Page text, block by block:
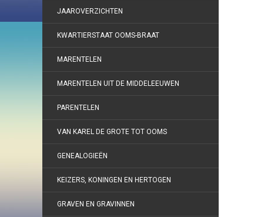
JAAROVERZICHTEN
KWARTIERSTAAT OOMS-BRAAT
MARENTELEN
MARENTELEN UIT DE MIDDELEEUWEN
PARENTELEN
VAN KAREL DE GROTE TOT OOMS
GENEALOGIEËN
KEIZERS, KONINGEN EN HERTOGEN
GRAVEN EN GRAVINNEN